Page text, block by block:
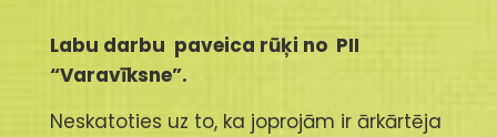
Labu darbu paveica rūķi no PII
“Varavīksne”.
Neskatoties uz to, ka joprojām ir ārkārtēja